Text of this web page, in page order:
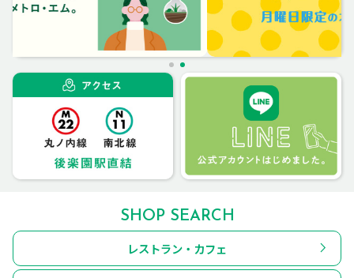
SHOP SEARCH
レストラン・カフェ